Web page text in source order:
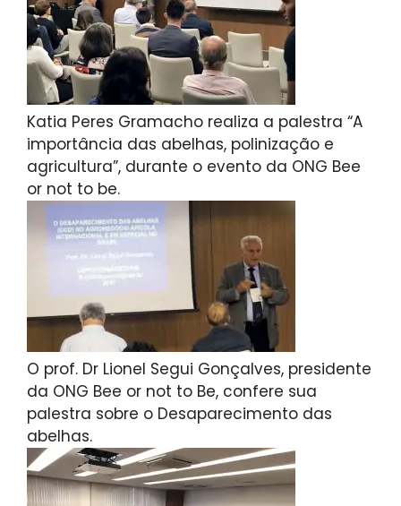
Katia Peres Gramacho realiza a palestra “A
importância das abelhas, polinização e
agricultura”, durante o evento da ONG Bee
or not to be.
O prof. Dr Lionel Segui Gonçalves, presidente
da ONG Bee or not to Be, confere sua
palestra sobre o Desaparecimento das
abelhas.